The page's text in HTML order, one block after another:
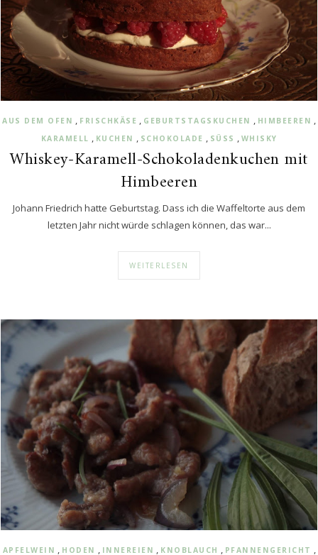
AUS DEM OFEN , FRISCHKÄSE , GEBURTSTAGSKUCHEN , HIMBEEREN ,
KARAMELL , KUCHEN , SCHOKOLADE , SÜSS , WHISKY
Whiskey-Karamell-Schokoladenkuchen mit
Himbeeren
Johann Friedrich hatte Geburtstag. Dass ich die Waffeltorte aus dem
letzten Jahr nicht würde schlagen können, das war...
WEITERLESEN
APFELWEIN , HODEN , INNEREIEN , KNOBLAUCH , PFANNENGERICHT ,